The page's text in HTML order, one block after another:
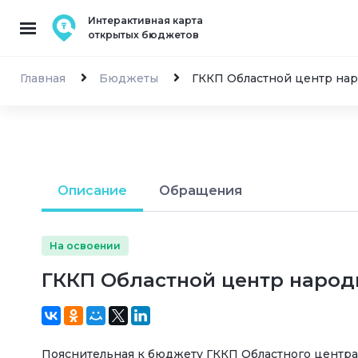
Интерактивная карта
открытых бюджетов
Главная Бюджеты ГККП Областной центр
Описание Обращения
На освоении
ГККП Областной центр
Пояснительная к бюджету ГККП Областного